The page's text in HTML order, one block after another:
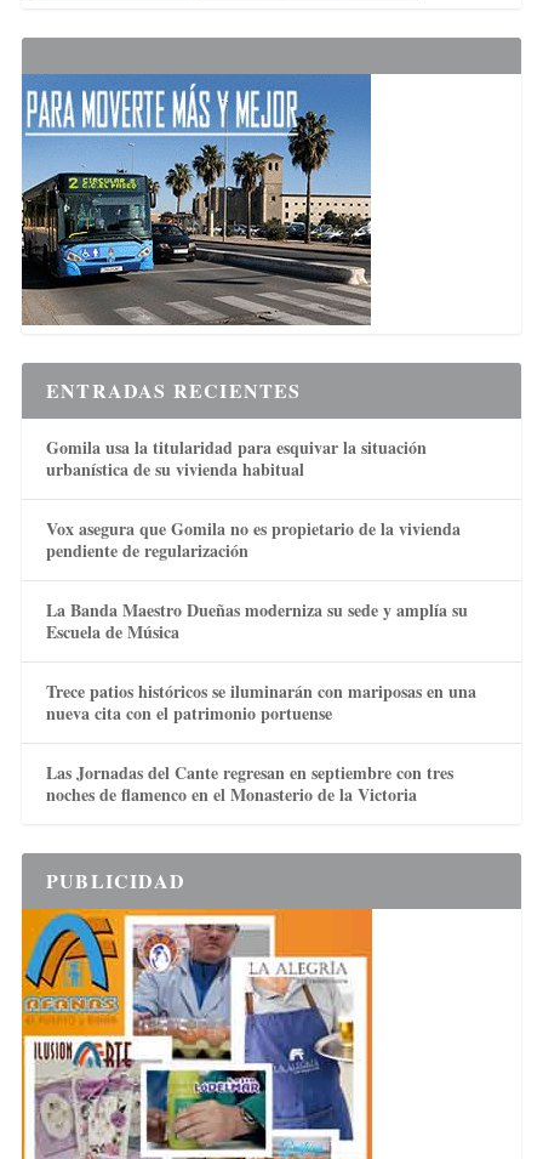
ENTRADAS RECIENTES
Gomila usa la titularidad para esquivar la situación
urbanística de su vivienda habitual
Vox asegura que Gomila no es propietario de la vivienda
pendiente de regularización
La Banda Maestro Dueñas moderniza su sede y amplía su
Escuela de Música
Trece patios históricos se iluminarán con mariposas en una
nueva cita con el patrimonio portuense
Las Jornadas del Cante regresan en septiembre con tres
noches de flamenco en el Monasterio de la Victoria
PUBLICIDAD